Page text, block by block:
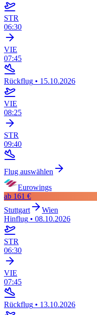
STR
06:30
VIE
07:45
Rückflug • 15.10.2026
VIE
08:25
STR
09:40
Flug auswählen
Eurowings
ab 161 €
Stuttgart
Wien
Hinflug • 08.10.2026
STR
06:30
VIE
07:45
Rückflug • 13.10.2026